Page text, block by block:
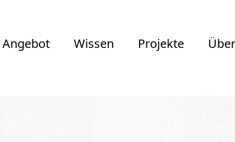
Angebot Wissen Projekte